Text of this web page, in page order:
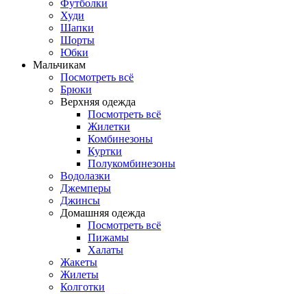
Футболки
Худи
Шапки
Шорты
Юбки
Мальчикам
Посмотреть всё
Брюки
Верхняя одежда
Посмотреть всё
Жилетки
Комбинезоны
Куртки
Полукомбинезоны
Водолазки
Джемперы
Джинсы
Домашняя одежда
Посмотреть всё
Пижамы
Халаты
Жакеты
Жилеты
Колготки